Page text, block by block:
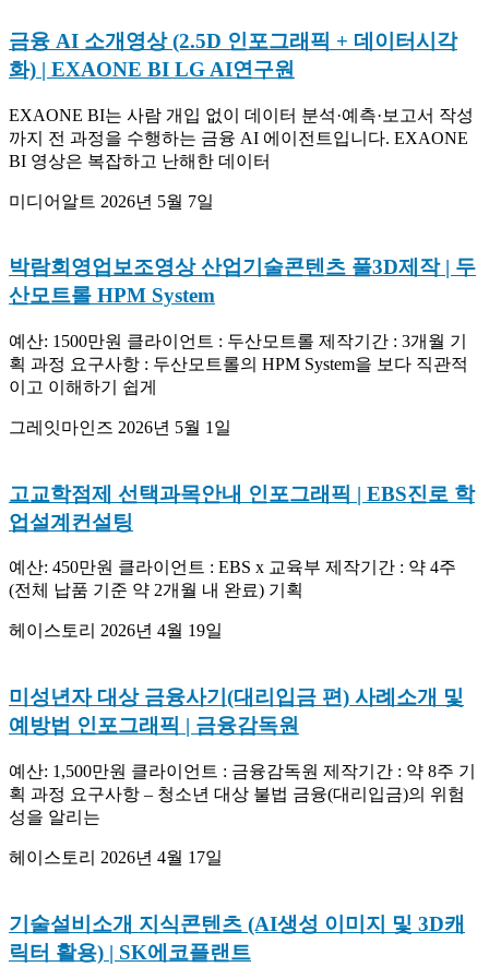
금융 AI 소개영상 (2.5D 인포그래픽 + 데이터시각
화) | EXAONE BI LG AI연구원
EXAONE BI는 사람 개입 없이 데이터 분석·예측·보고서 작성
까지 전 과정을 수행하는 금융 AI 에이전트입니다. EXAONE
BI 영상은 복잡하고 난해한 데이터
미디어알트 2026년 5월 7일
박람회영업보조영상 산업기술콘텐츠 풀3D제작 | 두
산모트롤 HPM System
예산: 1500만원 클라이언트 : 두산모트롤 제작기간 : 3개월 기
획 과정 요구사항 : 두산모트롤의 HPM System을 보다 직관적
이고 이해하기 쉽게
그레잇마인즈 2026년 5월 1일
고교학점제 선택과목안내 인포그래픽 | EBS진로 학
업설계컨설팅
예산: 450만원 클라이언트 : EBS x 교육부 제작기간 : 약 4주
(전체 납품 기준 약 2개월 내 완료) 기획
헤이스토리 2026년 4월 19일
미성년자 대상 금융사기(대리입금 편) 사례소개 및
예방법 인포그래픽 | 금융감독원
예산: 1,500만원 클라이언트 : 금융감독원 제작기간 : 약 8주 기
획 과정 요구사항 – 청소년 대상 불법 금융(대리입금)의 위험
성을 알리는
헤이스토리 2026년 4월 17일
기술설비소개 지식콘텐츠 (AI생성 이미지 및 3D캐
릭터 활용) | SK에코플랜트